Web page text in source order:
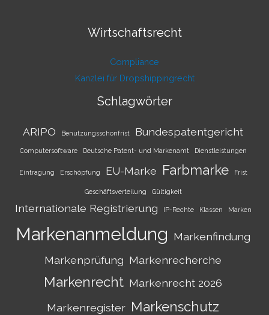
Wirtschaftsrecht
Compliance
Kanzlei für Dropshippingrecht
Schlagwörter
ARIPO Benutzungsschonfrist Bundespatentgericht
Computersoftware Deutsche Patent- und Markenamt Dienstleistungen
Eintragung Erschöpfung EU-Marke Farbmarke Frist
Geschäftsverteilung Gültigkeit
Internationale Registrierung IP-Rechte Klassen Marken
Markenanmeldung Markenfindung
Markenprüfung Markenrecherche
Markenrecht Markenrecht 2026
Markenregister Markenschutz